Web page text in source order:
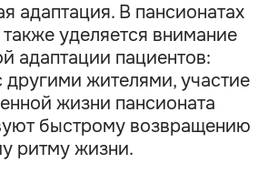
адаптация. В пансионатах
уделяется внимание
адаптации пациентов:
жителями, участие
жизни пансионата
быстрому возвращению
ритму жизни.